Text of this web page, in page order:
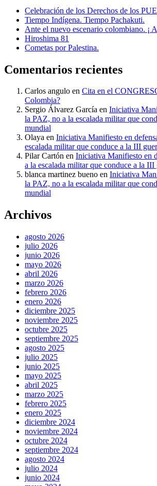
Celebración de los Derechos de los
Tiempo Indígena. Tiempo Pachakuti.
Ante el nuevo escenario colombiano. ¡
Hiroshima 81
Cometas por Palestina.
Comentarios recientes
Carlos angulo en Cita en el
Colombia?
Sergio Álvarez García en Iniciativa
la PAZ, no a la escalada militar que
mundial
Olaya en Iniciativa Manifiesto en
escalada militar que conduce a la III
Pilar Cartón en Iniciativa Manifiesto en
a la escalada militar que conduce a la
blanca martinez bueno en Iniciativa
la PAZ, no a la escalada militar que
mundial
Archivos
agosto 2026
julio 2026
junio 2026
mayo 2026
abril 2026
marzo 2026
febrero 2026
enero 2026
diciembre 2025
noviembre 2025
octubre 2025
septiembre 2025
agosto 2025
julio 2025
junio 2025
mayo 2025
abril 2025
marzo 2025
febrero 2025
enero 2025
diciembre 2024
noviembre 2024
octubre 2024
septiembre 2024
agosto 2024
julio 2024
junio 2024